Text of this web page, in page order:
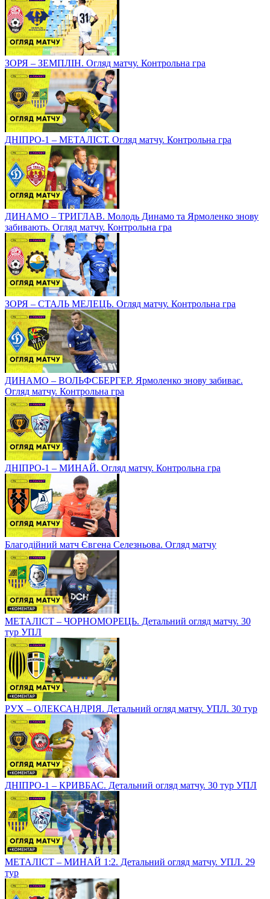
ЗОРЯ – ЗЕМПЛІН. Огляд матчу. Контрольна гра
ДНІПРО-1 – МЕТАЛІСТ. Огляд матчу. Контрольна гра
ДИНАМО – ТРИГЛАВ. Молодь Динамо та Ярмоленко знову
забивають. Огляд матчу. Контрольна гра
ЗОРЯ – СТАЛЬ МЕЛЕЦЬ. Огляд матчу. Контрольна гра
ДИНАМО – ВОЛЬФСБЕРГЕР. Ярмоленко знову забиває.
Огляд матчу. Контрольна гра
ДНІПРО-1 – МИНАЙ. Огляд матчу. Контрольна гра
Благодійний матч Євгена Селезньова. Огляд матчу
МЕТАЛІСТ – ЧОРНОМОРЕЦЬ. Детальний огляд матчу. 30
тур УПЛ
РУХ – ОЛЕКСАНДРІЯ. Детальний огляд матчу. УПЛ. 30 тур
ДНІПРО-1 – КРИВБАС. Детальний огляд матчу. 30 тур УПЛ
МЕТАЛІСТ – МИНАЙ 1:2. Детальний огляд матчу. УПЛ. 29
тур